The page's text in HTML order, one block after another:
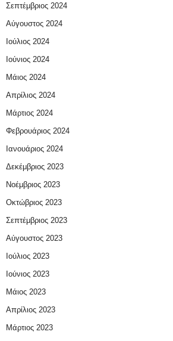
Σεπτέμβριος 2024
Αύγουστος 2024
Ιούλιος 2024
Ιούνιος 2024
Μάιος 2024
Απρίλιος 2024
Μάρτιος 2024
Φεβρουάριος 2024
Ιανουάριος 2024
Δεκέμβριος 2023
Νοέμβριος 2023
Οκτώβριος 2023
Σεπτέμβριος 2023
Αύγουστος 2023
Ιούλιος 2023
Ιούνιος 2023
Μάιος 2023
Απρίλιος 2023
Μάρτιος 2023